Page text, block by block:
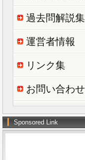
過去問解説集
運営者情報
リンク集
お問い合わせ
Sponsored Link